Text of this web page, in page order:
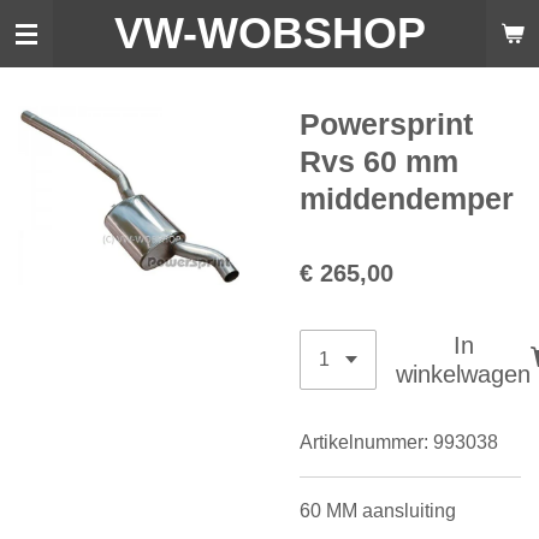
Ga
de
hoofdinhoud
VW-WOBSHOP
Powersprint
Rvs 60 mm
middendemper
€ 265,00
In
winkelwagen
Artikelnummer: 993038
60 MM aansluiting